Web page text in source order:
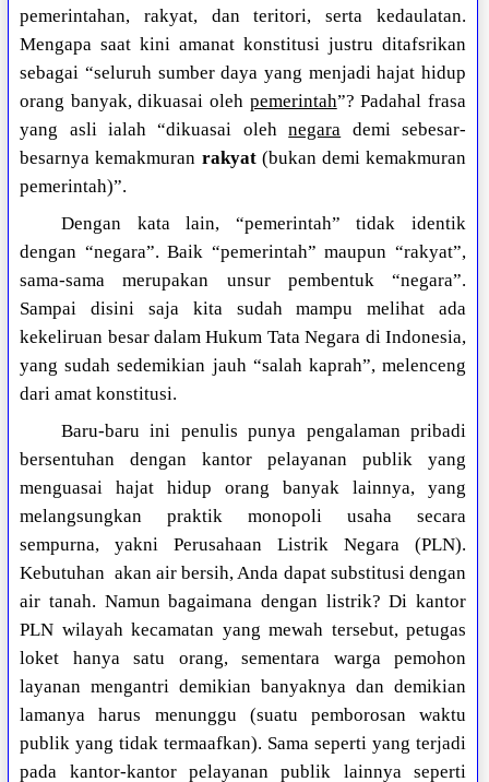
pemerintahan, rakyat, dan teritori, serta kedaulatan.
Mengapa saat kini amanat konstitusi justru ditafsrikan
sebagai “seluruh sumber daya yang menjadi hajat hidup
orang banyak, dikuasai oleh pemerintah”? Padahal frasa
yang asli ialah “dikuasai olehnegara demi sebesar-
besarnya kemakmuran rakyat(bukan demi kemakmuran
pemerintah)”.
Dengan kata lain, “pemerintah” tidak identik
dengan “negara”. Baik “pemerintah” maupun “rakyat”,
sama-sama merupakan unsur pembentuk “negara”.
Sampai disini saja kita sudah mampu melihat ada
kekeliruan besar dalam Hukum Tata Negara di Indonesia,
yang sudah sedemikian jauh “salah kaprah”, melenceng
dari amat konstitusi.
Baru-baru ini penulis punya pengalaman pribadi
bersentuhan dengan kantor pelayanan publik yang
menguasai hajat hidup orang banyak lainnya, yang
melangsungkan praktik monopoli usaha secara
sempurna, yakni Perusahaan Listrik Negara (PLN).
Kebutuhan akan air bersih, Anda dapat substitusi dengan
air tanah. Namun bagaimana dengan listrik? Di kantor
PLN wilayah kecamatan yang mewah tersebut, petugas
loket hanya satu orang, sementara warga pemohon
layanan mengantri demikian banyaknya dan demikian
lamanya harus menunggu (suatu pemborosan waktu
publik yang tidak termaafkan). Sama seperti yang terjadi
pada kantor-kantor pelayanan publik lainnya seperti